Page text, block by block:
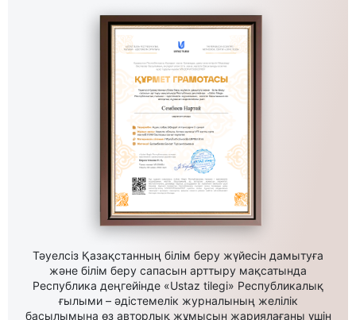
Тәуелсіз Қазақстанның білім беру жүйесін дамытуға
және білім беру сапасын арттыру мақсатында
Республика деңгейінде «Ustaz tilegi» Республикалық
ғылыми – әдістемелік журналының желілік
басылымына өз авторлық жұмысын жариялағаны үшін